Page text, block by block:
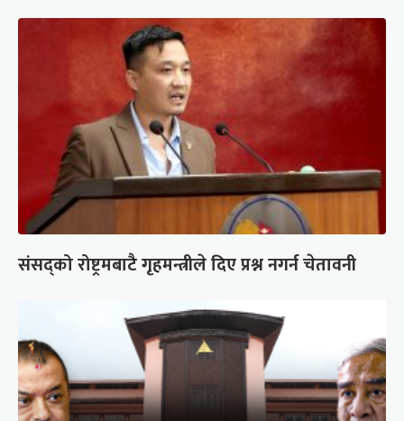
संसद्को रोष्ट्रमबाटै गृहमन्त्रीले दिए प्रश्न नगर्न चेतावनी